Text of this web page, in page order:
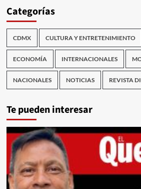
Categorías
CDMX CULTURA Y ENTRETENIMIENTO
ECONOMÍA INTERNACIONALES
NACIONALES NOTICIAS REVISTA
Te pueden interesar